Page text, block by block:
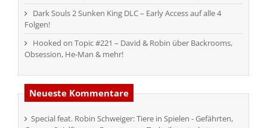
Dark Souls 2 Sunken King DLC – Early Access auf alle 4
Folgen!
Hooked on Topic #221 – David & Robin über Backrooms,
Obsession, He-Man & mehr!
Neueste Kommentare
Special feat. Robin Schweiger: Tiere in Spielen - Gefährten,